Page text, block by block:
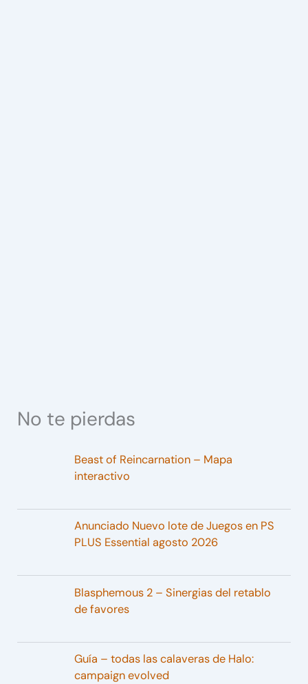
No te pierdas
Beast of Reincarnation – Mapa
interactivo
Anunciado Nuevo lote de Juegos en PS
PLUS Essential agosto 2026
Blasphemous 2 – Sinergias del retablo
de favores
Guía – todas las calaveras de Halo:
campaign evolved